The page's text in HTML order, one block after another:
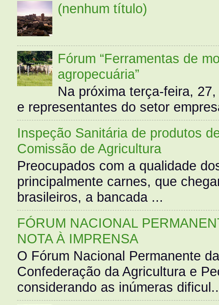
(nenhum título)
Fórum “Ferramentas de
agropecuária”
Na próxima terça-feira,
e representantes do setor
Inspeção Sanitária de produtos
Comissão de Agricultura
Preocupados com a qualidade
principalmente carnes, que
brasileiros, a bancada ...
FÓRUM NACIONAL
NOTA À IMPRENSA
O Fórum Nacional Permanente
Confederação da Agricultura e
considerando as inúmeras